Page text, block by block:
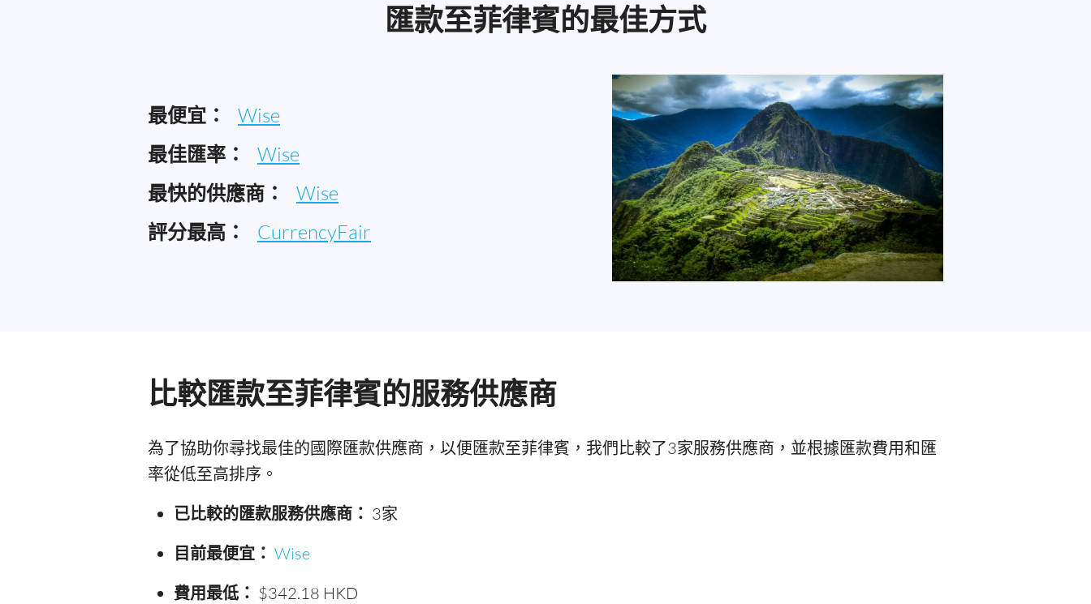
匯款至菲律賓的最佳方式
最便宜： Wise
最佳匯率： Wise
最快的供應商： Wise
評分最高： CurrencyFair
比較匯款至菲律賓的服務供應商
為了協助你尋找最佳的國際匯款供應商，以便匯款至菲律賓，我們比較了3家服務供應商，並根據匯款費用和匯
率從低至高排序。
已比較的匯款服務供應商： 3家
目前最便宜： Wise
費用最低： $342.18 HKD